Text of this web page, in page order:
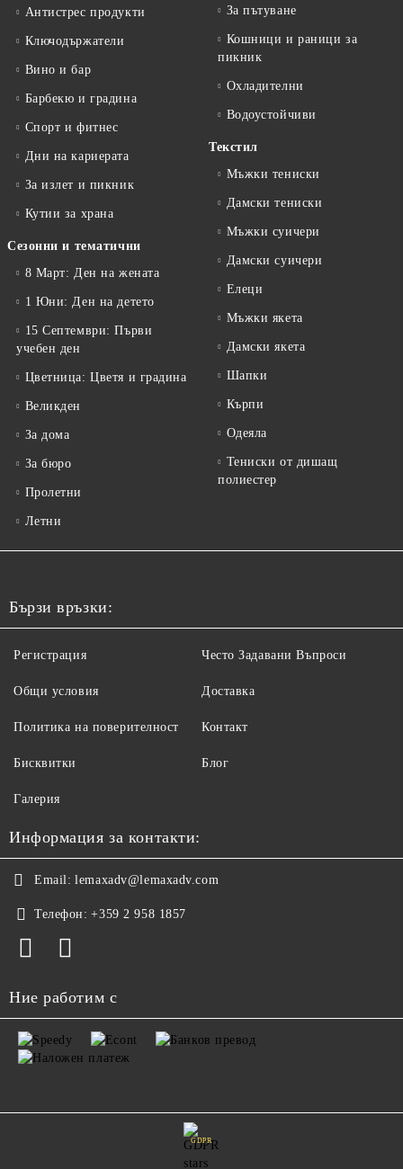
Антистрес продукти
Ключодържатели
Вино и бар
Барбекю и градина
Спорт и фитнес
Дни на кариерата
За излет и пикник
Кутии за храна
Сезонни и тематични
8 Март: Ден на жената
1 Юни: Ден на детето
15 Септември: Първи
учебен ден
Цветница: Цветя и градина
Великден
За дома
За бюро
Пролетни
Летни
За пътуване
Кошници и раници за
пикник
Охладителни
Водоустойчиви
Текстил
Мъжки тениски
Дамски тениски
Мъжки суичери
Дамски суичери
Елеци
Мъжки якета
Дамски якета
Шапки
Кърпи
Одеяла
Тениски от дишащ
полиестер
Бързи връзки:
Регистрация
Общи условия
Политика на поверителност
Бисквитки
Често Задавани Въпроси
Доставка
Контакт
Блог
Галерия
Информация за контакти:
Email: lemaxadv@lemaxadv.com
Телефон: +359 2 958 1857
Ние работим с
GDPR